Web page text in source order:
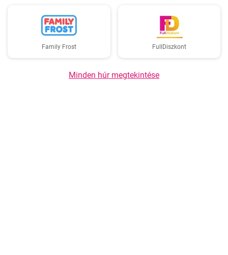
Family Frost FullDiszkont
Minden húr megtekintése